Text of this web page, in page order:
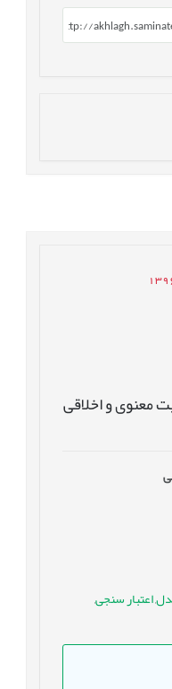
معنوی و اخلاقی
,اعتبار سنجی,